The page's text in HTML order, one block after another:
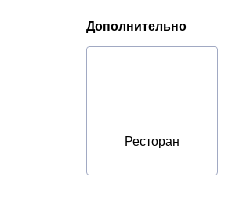
Дополнительно
Ресторан